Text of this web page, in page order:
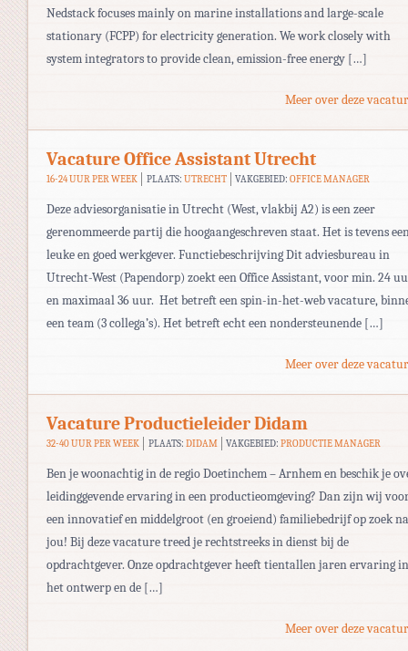
Nedstack focuses mainly on marine installations and large-scale
stationary (FCPP) for electricity generation. We work closely with
system integrators to provide clean, emission-free energy […]
Meer over deze
Vacature Office Assistant Utrecht
16-24 UUR PER WEEK PLAATS: UTRECHT VAKGEBIED:OFFICE MANAGER
Deze adviesorganisatie in Utrecht (West, vlakbij A2) is een zeer
gerenommeerde partij die hoogaangeschreven staat. Het is tevens
leuke en goed werkgever. Functiebeschrijving Dit adviesbureau in
Utrecht-West (Papendorp) zoekt een Office Assistant, voor min. 24
en maximaal 36 uur. Het betreft een spin-in-het-web vacature,
een team (3 collega’s). Het betreft echt een nondersteunende […]
Meer over deze
Vacature Productieleider Didam
32-40 UUR PER WEEK PLAATS: DIDAM VAKGEBIED:PRODUCTIE MANAGER
Ben je woonachtig in de regio Doetinchem – Arnhem en beschik je
leidinggevende ervaring in een productieomgeving? Dan zijn wij
een innovatief en middelgroot (en groeiend) familiebedrijf op zoek
jou! Bij deze vacature treed je rechtstreeks in dienst bij de
opdrachtgever. Onze opdrachtgever heeft tientallen jaren ervaring in
het ontwerp en de […]
Meer over deze